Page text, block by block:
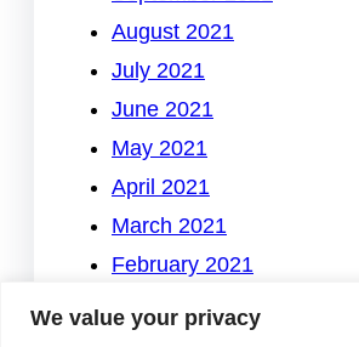
We value your privacy
August 2021
July 2021
June 2021
May 2021
April 2021
March 2021
February 2021
January 2021